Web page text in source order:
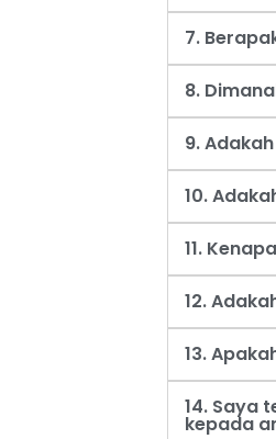
7.
8.
9.
10.
11.
12.
13.
14. Saya
kepada